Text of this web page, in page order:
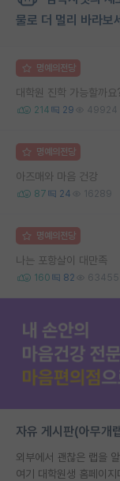
물로 더 멀리 바라보
명예의전당
214 29 49924
명예의전당
아즈매와 마음 건강
87 24 16289
명예의전당
나는 포항살이 대만족
160 82 63455
자유 게시판(아무개
외부에서 괜찮은 랩을
여기 대학원생 홈페이지